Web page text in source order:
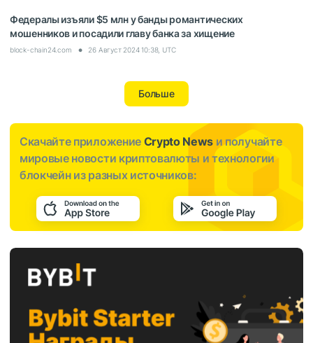
Федералы изъяли $5 млн у банды романтических
мошенников и посадили главу банка за хищение
block-chain24.com 26 Август 2024 10:38, UTC
Больше
Скачайте приложение Crypto News и получайте
мировые новости криптовалюты и технологии
блокчейн из разных источников: